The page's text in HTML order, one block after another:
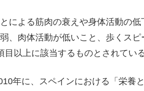
による筋肉の衰えや身体活動の
、肉体活動が低いこと、歩くス
目以上に該当するものとされている
年に、スペインにおける「栄養